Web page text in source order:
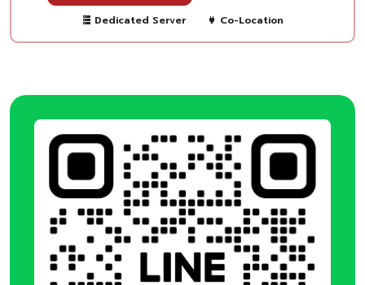
Dedicated Server Co-Location